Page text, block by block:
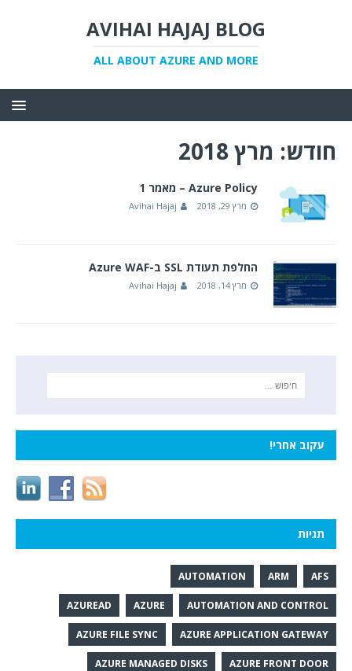
AVIHAI HAJAJ BLOG
ALL ABOUT AZURE AND MORE
חודש: מרץ 2018
Azure Policy – מאמר 1
מרץ 29, 2018 Avihai Hajaj
החלפת תעודת SSL ב-Azure WAF
מרץ 14, 2018 Avihai Hajaj
עקוב אחרי!
תגיות
AFS
ARM
AUTOMATION
AUTOMATION AND CONTROL
AZURE
AZUREAD
AZURE APPLICATION GATEWAY
AZURE FILE SYNC
AZURE FRONT DOOR
AZURE MANAGED DISKS